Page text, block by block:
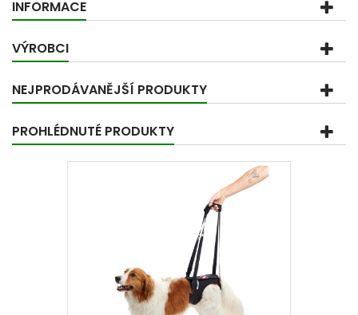
INFORMACE
VÝROBCI
NEJPRODÁVANĚJŠÍ PRODUKTY
PROHLÉDNUTÉ PRODUKTY